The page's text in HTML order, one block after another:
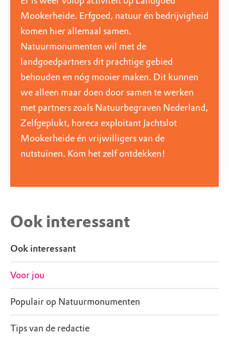
Mookerheide. Erfgoed, natuur én bedrijvigheid
komen hier allemaal samen.
Natuurmonumenten wil met de
landgoedpartners dit prachtige gebied
behouden en nóg mooier maken. Dit kunnen
we alleen maar doen door samen te werken
met partners zoals Natuurbegraven Nederland,
Zelfgeplukt, horeca exploitant Jachtslot
Mookerheide én vrijwilligers van de
nutstuinen. Kom het zelf ontdekken!
Ook interessant
Ook interessant
Voor jou
Populair op Natuurmonumenten
Tips van de redactie